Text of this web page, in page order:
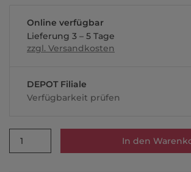
Online verfügbar
Lieferung 3 – 5 Tage
zzgl. Versandkosten
DEPOT Filiale
Verfügbarkeit prüfen
1 In den